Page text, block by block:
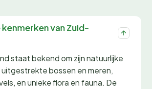
kenmerken van Zuid-
staat bekend om zijn natuurlijke
bossen en meren,
en unieke flora en fauna. De